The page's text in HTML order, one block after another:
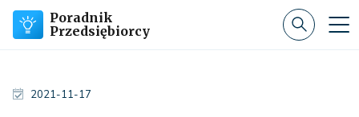
Poradnik
Przedsiębiorcy
2021-11-17